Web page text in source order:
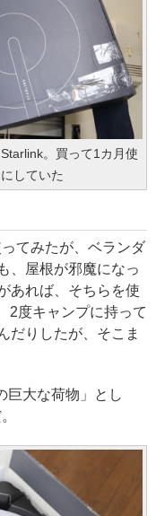
。買って1カ月使
していた
てみたが、ベランダ
、屋根が邪魔になっ
あれば、そちらを使
2度キャンプに持って
だりしたが、そこま
大な荷物」とし